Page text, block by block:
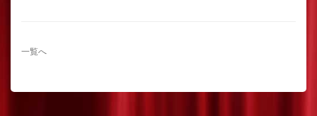
一覧へ